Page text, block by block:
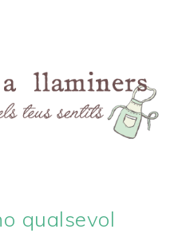
qualsevol